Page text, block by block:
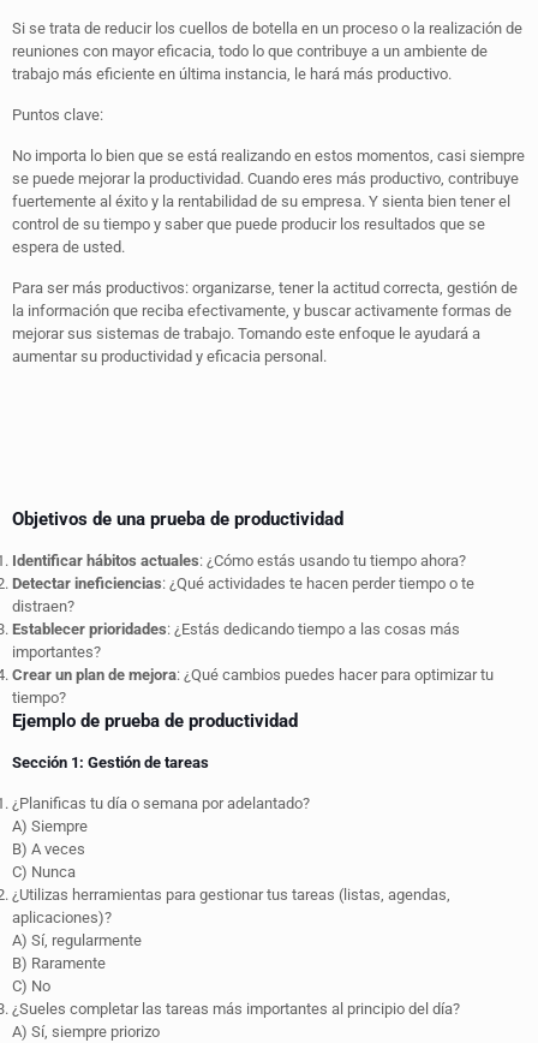
Si se trata de reducir los cuellos de botella en un proceso o la realización de
reuniones con mayor eficacia, todo lo que contribuye a un ambiente de
trabajo más eficiente en última instancia, le hará más productivo.
Puntos clave:
No importa lo bien que se está realizando en estos momentos, casi siempre
se puede mejorar la productividad. Cuando eres más productivo, contribuye
fuertemente al éxito y la rentabilidad de su empresa. Y sienta bien tener el
control de su tiempo y saber que puede producir los resultados que se
espera de usted.
Para ser más productivos: organizarse, tener la actitud correcta, gestión de
la información que reciba efectivamente, y buscar activamente formas de
mejorar sus sistemas de trabajo. Tomando este enfoque le ayudará a
aumentar su productividad y eficacia personal.
Objetivos de una prueba de productividad
Identificar hábitos actuales: ¿Cómo estás usando tu tiempo ahora?
Detectar ineficiencias: ¿Qué actividades te hacen perder tiempo o te
distraen?
Establecer prioridades: ¿Estás dedicando tiempo a las cosas más
importantes?
Crear un plan de mejora: ¿Qué cambios puedes hacer para optimizar tu
tiempo?
Ejemplo de prueba de productividad
Sección 1: Gestión de tareas
¿Planificas tu día o semana por adelantado?
A) Siempre
B) A veces
C) Nunca
¿Utilizas herramientas para gestionar tus tareas (listas, agendas,
aplicaciones)?
A) Sí, regularmente
B) Raramente
C) No
¿Sueles completar las tareas más importantes al principio del día?
A) Sí, siempre priorizo